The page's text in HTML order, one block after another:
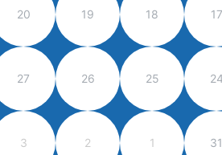
17
18
19
20
24
25
26
27
31
1
2
3